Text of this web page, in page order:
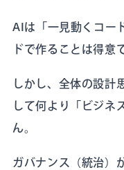
AIは「一見動くコー
ドで作ることは得意
しかし、全体の設計
して何より「ビジネ
ん。
ガバナンス（統治）